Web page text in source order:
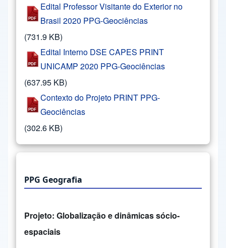
Edital Professor Visitante do Exterior no
Brasil 2020 PPG-Geociências
(731.9 KB)
Edital Interno DSE CAPES PRINT
UNICAMP 2020 PPG-Geociências
(637.95 KB)
Contexto do Projeto PRINT PPG-
Geociências
(302.6 KB)
PPG Geografia
Projeto: Globalização e dinâmicas sócio-
espaciais